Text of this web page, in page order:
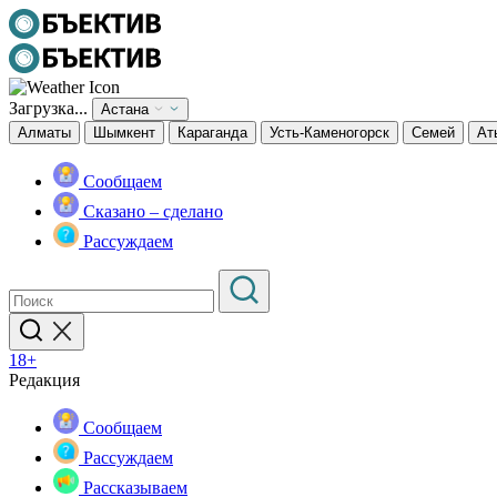
Загрузка...
Астана
Алматы
Шымкент Караганда Усть-Каменогорск Семей
Сообщаем
Сказано – сделано
Рассуждаем
18+
Редакция
Сообщаем
Рассуждаем
Рассказываем